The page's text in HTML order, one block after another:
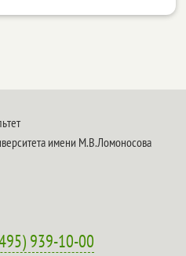
имени М.В.Ломоносова
939-10-00